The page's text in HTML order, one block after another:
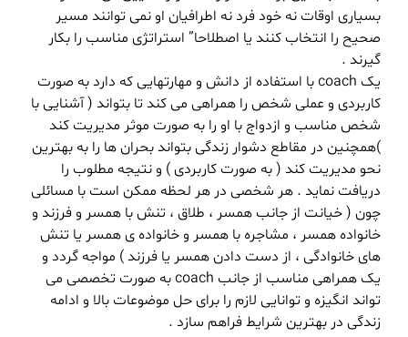
بسیاری اوقات نه خود فرد نه اطرافیان او نمی توانند مسیر
صحیح را انتخاب کنند یا اصطلاحا” استراتژی مناسب را بکار
گیرند .
یک coach با استفاده از دانش و مهارتهایی که دارد به صورت
کاربردی و عملی شخص را همراهی می کند تا بتواند ( آشنایی با
شخص مناسب و ازدواج با او را به صورت موثر مدیریت کند
)همچنین در مقاطع دشوار زندگی بتواند بحران ها را به بهترین
نحو مدیریت کند ( به صورت کاربردی ) و نتیجه مطلوب را
دریافت نماید . هر شخصی در هر لحظه ممکن است با مسائلی
چون ( خیانت از جانب همسر ، طلاق ، تنش با همسر و فرزند و
خانواده همسر ، مشاجره با همسر و خانواده ی همسر یا تنش
های خانوادگی ، از دست دادن همسر یا فرزند ) مواجه گردد و
یک همراهی مناسب از جانب coach به صورت تخصصی می
تواند انگیزه و توانایی لازم را برای حل موضوعات بالا و ادامه
زندگی در بهترین شرایط فراهم سازد .